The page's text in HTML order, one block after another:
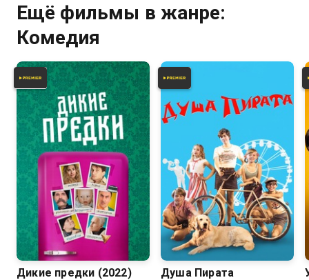
Ещё фильмы в жанре:
Комедия
5.1
Дикие предки (2022) Душа Пирата